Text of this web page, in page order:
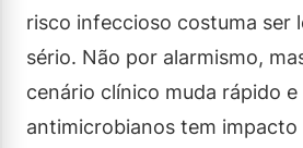
risco infeccioso costuma ser
sério. Não por alarmismo,
cenário clínico muda rápido e
antimicrobianos tem